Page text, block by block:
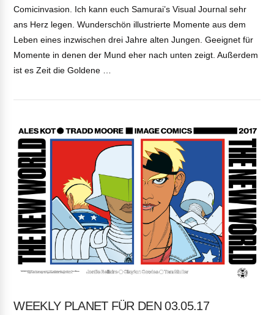
VIEW POST
Comicinvasion. Ich kann euch Samurai’s Visual Journal sehr
ans Herz legen. Wunderschön illustrierte Momente aus dem
Leben eines inzwischen drei Jahre alten Jungen. Geeignet für
Momente in denen der Mund eher nach unten zeigt. Außerdem
ist es Zeit die Goldene …
WEEKLY PLANET FÜR DEN 03.05.17